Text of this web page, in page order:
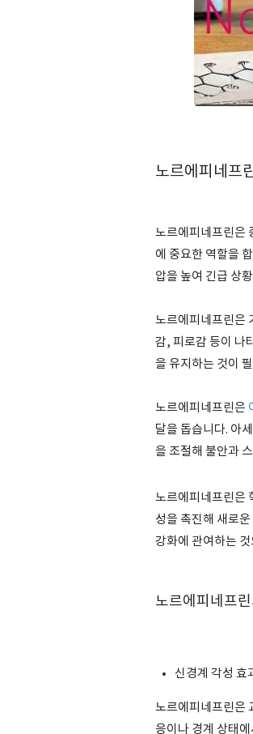
노르에피네프
노르에피네프린은
에 중요한 역할을
압을 높여 긴급 상
노르에피네프린은
감, 피로감 등이 나
을 유지하는 것이
노르에피네프린은
달을 돕습니다. 아
을 조절해 불안과
노르에피네프린은
성을 촉진해 새로
강화에 관여하는
노르에피네프
신경계 각성 효
노르에피네프린은
응이나 경계 상태